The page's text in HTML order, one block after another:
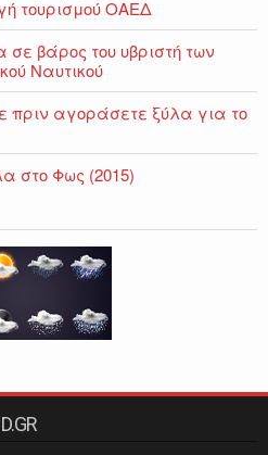
τουρισμού ΟΑΕΔ
βάρος του υβριστή των
Ναυτικού
πριν αγοράσετε ξύλα για το
στο Φως (2015)